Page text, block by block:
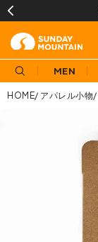
MEN
HOME アパレル小物